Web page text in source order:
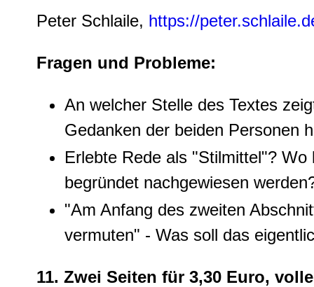
Peter Schlaile, https://
Fragen und Probleme:
An welcher Stelle des Textes
Gedanken der beiden Personen
Erlebte Rede als "Stilmittel"?
begründet nachgewiesen
"Am Anfang des zweiten
vermuten" - Was soll das
11. Zwei Seiten für 3,30 Euro,